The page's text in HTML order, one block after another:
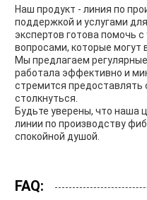
Наш продукт - линия по
поддержкой и услугами
экспертов готова помочь
вопросами, которые могут
Мы предлагаем
работала эффективно и
стремится
столкнуться.
Будьте уверены, что наша
линии по производству
спокойной душой.
FAQ: